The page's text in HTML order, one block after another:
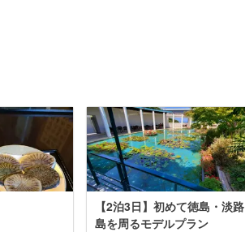
【2泊3日】初めて徳島・淡路
島を周るモデルプラン